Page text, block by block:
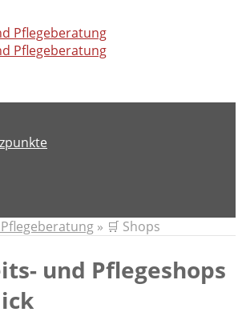
» 🛒 Shops
und Pflegeshops